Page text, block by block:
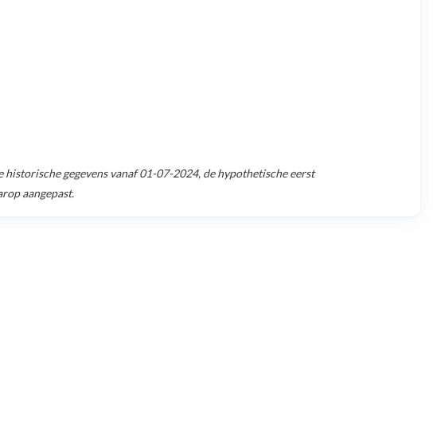
historische gegevens vanaf01-07-2024, de hypothetische eerst
aangepast.